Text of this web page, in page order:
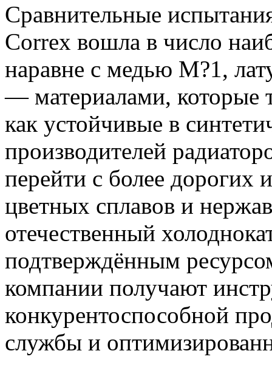
Сравнительные
Correx вошла в число
наравне с медью М?1,
— материалами, которые
как устойчивые в
производителей
перейти с более дорогих
цветных сплавов и
отечественный
подтверждённым
компании получают
конкурентоспособной
службы и